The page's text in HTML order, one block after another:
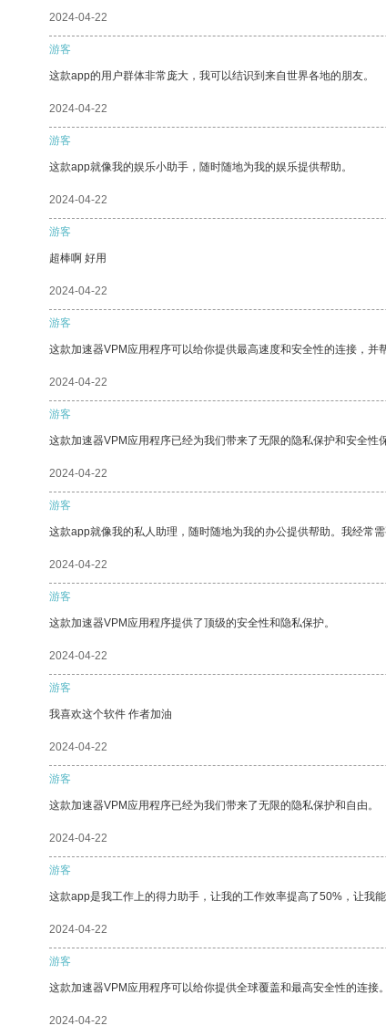
2024-04-22
游客
这款app的用户群体非常庞大，我可以结识到来自世界各地的朋友。
2024-04-22
游客
这款app就像我的娱乐小助手，随时随地为我的娱乐提供帮助。
2024-04-22
游客
超棒啊 好用
2024-04-22
游客
这款加速器VPM应用程序可以给你提供最高速度和安全性的连接，并
2024-04-22
游客
这款加速器VPM应用程序已经为我们带来了无限的隐私保护和安全性保
2024-04-22
游客
这款app就像我的私人助理，随时随地为我的办公提供帮助。我经常
2024-04-22
游客
这款加速器VPM应用程序提供了顶级的安全性和隐私保护。
2024-04-22
游客
我喜欢这个软件 作者加油
2024-04-22
游客
这款加速器VPM应用程序已经为我们带来了无限的隐私保护和自由。
2024-04-22
游客
这款app是我工作上的得力助手，让我的工作效率提高了50%，让我能
2024-04-22
游客
这款加速器VPM应用程序可以给你提供全球覆盖和最高安全性的连接。
2024-04-22